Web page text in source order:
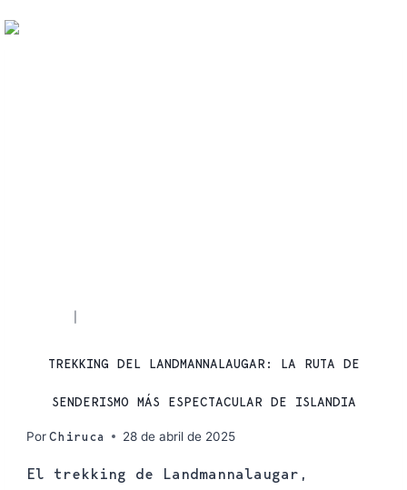
TREKKING DEL LANDMANNALAUGAR: LA RUTA DE
SENDERISMO MÁS ESPECTACULAR DE ISLANDIA
PorChiruca 28 de abril de 2025
El trekking de Landmannalaugar,